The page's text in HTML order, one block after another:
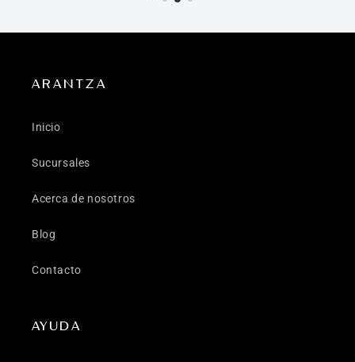
ARANTZA
Inicio
Sucursales
Acerca de nosotros
Blog
Contacto
AYUDA